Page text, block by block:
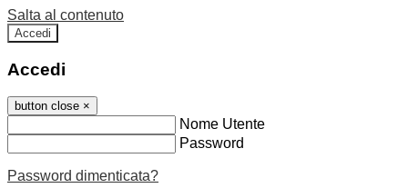
Salta al contenuto
Accedi
Accedi
button close ×
Nome Utente
Password
Password dimenticata?